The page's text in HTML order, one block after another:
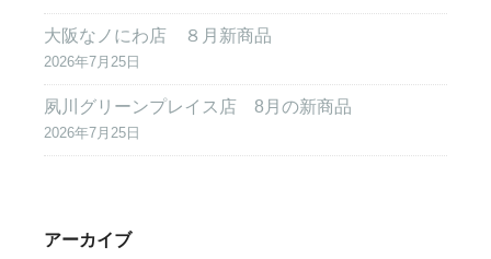
大阪なノにわ店 ８月新商品
2026年7月25日
夙川グリーンプレイス店 8月の新商品
2026年7月25日
アーカイブ